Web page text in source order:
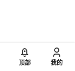
顶部 我的